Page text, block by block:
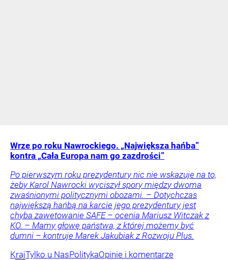
Wrze po roku Nawrockiego. „Największa hańba”
kontra „Cała Europa nam go zazdrości”
Po pierwszym roku prezydentury nic nie wskazuje na to,
żeby Karol Nawrocki wyciszył spory między dwoma
zwaśnionymi politycznymi obozami. – Dotychczas
największą hańbą na karcie jego prezydentury jest
chyba zawetowanie SAFE – ocenia Mariusz Witczak z
KO. – Mamy głowę państwa, z której możemy być
dumni – kontruje Marek Jakubiak z Rozwoju Plus.
KrajTylko u NasPolitykaOpinie i komentarze